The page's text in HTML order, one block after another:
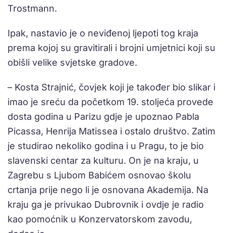
Trostmann.
Ipak, nastavio je o neviđenoj ljepoti tog kraja
prema kojoj su gravitirali i brojni umjetnici koji su
obišli velike svjetske gradove.
– Kosta Strajnić, čovjek koji je također bio slikar i
imao je sreću da početkom 19. stoljeća provede
dosta godina u Parizu gdje je upoznao Pabla
Picassa, Henrija Matissea i ostalo društvo. Zatim
je studirao nekoliko godina i u Pragu, to je bio
slavenski centar za kulturu. On je na kraju, u
Zagrebu s Ljubom Babićem osnovao školu
crtanja prije nego li je osnovana Akademija. Na
kraju ga je privukao Dubrovnik i ovdje je radio
kao pomoćnik u Konzervatorskom zavodu,